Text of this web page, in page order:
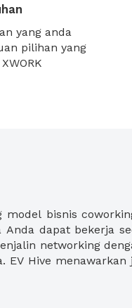
yang anda
pilihan yang
model bisnis
Anda dapat bekerja
networking
EV Hive
virtual office